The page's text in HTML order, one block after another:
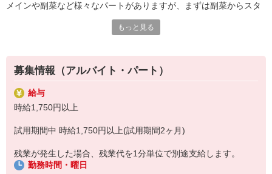
●安心の教育体制
入社後は先輩たちが優しくフォローしながら進めますので、
安心してお仕事を始められます。
【会社について】
給食受託の外資系大手企業、コンパスグループ・ジャパン。
全国約1,500ヵ所で「コントラクトフードサービス」を展開して
います
メインや副菜など様々なパートがありますが、まずは副菜からスタ
器具のスイッチやガスを点けます
2.食材の確認と下ごしらえ
3.調理スタート
4.自分の持ち場が終了したら他の人のお手伝い
担当を分けて調理を進めますので、ブランクがある方もご安心下さ
もっと見る
募集情報（アルバイト・パート）
給与
時給1,750円以上
試用期間中 時給1,750円以上(試用期間2ヶ月)
残業が発生した場合、残業代を1分単位で別途支給します。
勤務時間・曜日